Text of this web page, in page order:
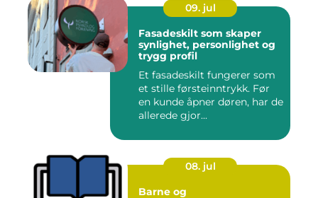
09. jul
Fasadeskilt som skaper
synlighet, personlighet og
trygg profil
Et fasadeskilt fungerer som
et stille førsteinntrykk. Før
en kunde åpner døren, har de
allerede gjor...
08. jul
Barne og